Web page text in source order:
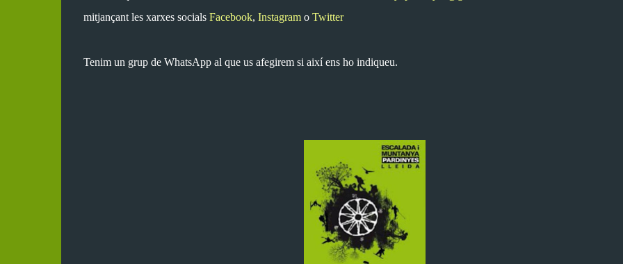
mitjançantles xarxes socials Facebook, Instagramo Twitter
Tenim un grup de WhatsApp al que us afegirem si així ens ho indiqueu.